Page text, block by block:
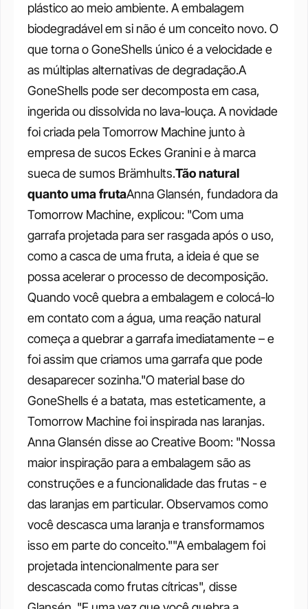
plástico ao meio ambiente. A embalagem
biodegradável em si não é um conceito novo. O
que torna o GoneShells único é a velocidade e
as múltiplas alternativas de degradação.A
GoneShells pode ser decomposta em casa,
ingerida ou dissolvida no lava-louça. A novidade
foi criada pela Tomorrow Machine junto à
empresa de sucos Eckes Granini e à marca
sueca de sumos Brämhults.Tão natural
quanto uma frutaAnna Glansén, fundadora da
Tomorrow Machine, explicou: "Com uma
garrafa projetada para ser rasgada após o uso,
como a casca de uma fruta, a ideia é que se
possa acelerar o processo de decomposição.
Quando você quebra a embalagem e colocá-lo
em contato com a água, uma reação natural
começa a quebrar a garrafa imediatamente – e
foi assim que criamos uma garrafa que pode
desaparecer sozinha."O material base do
GoneShells é a batata, mas esteticamente, a
Tomorrow Machine foi inspirada nas laranjas.
Anna Glansén disse ao Creative Boom: "Nossa
maior inspiração para a embalagem são as
construções e a funcionalidade das frutas - e
das laranjas em particular. Observamos como
você descasca uma laranja e transformamos
isso em parte do conceito.""A embalagem foi
projetada intencionalmente para ser
descascada como frutas cítricas", disse